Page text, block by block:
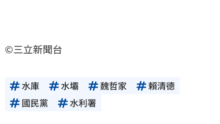
©三立新聞台
水庫 水壩 魏哲家
賴清德
國民黨
水利署